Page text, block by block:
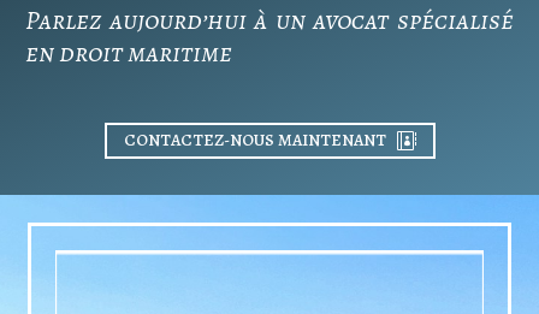
Parlez aujourd’hui à un avocat spécialisé
endroit maritime
CONTACTEZ-NOUS MAINTENANT 